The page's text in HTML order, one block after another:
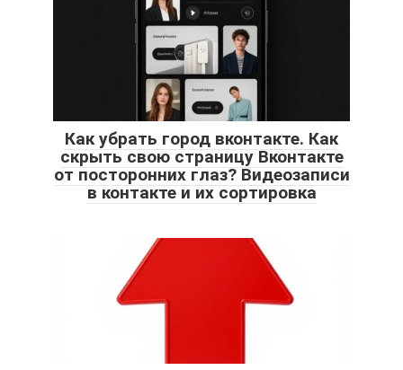
Как убрать город вконтакте. Как
скрыть свою страницу Вконтакте
от посторонних глаз? Видеозаписи
в контакте и их сортировка